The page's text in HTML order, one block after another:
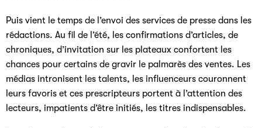
Puis vient le temps de l’envoi des services de presse dans les
rédactions. Au fil de l’été, les confirmations d’articles, de
chroniques, d’invitation sur les plateaux confortent les
chances pour certains de gravir le palmarès des ventes. Les
médias intronisent les talents, les influenceurs couronnent
leurs favoris et ces prescripteurs portent à l’attention des
lecteurs, impatients d’être initiés, les titres indispensables.